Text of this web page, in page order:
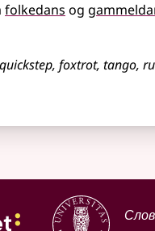
folkedans og
foxtrot, tango,